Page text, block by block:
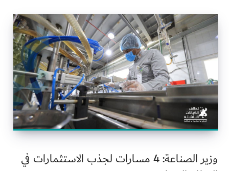
وزير الصناعة: 4 مسارات لجذب الاستثمارات في